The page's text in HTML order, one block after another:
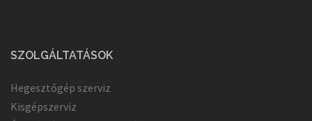
SZOLGÁLTATÁSOK
Hegesztőgép szerviz
Kisgépszerviz